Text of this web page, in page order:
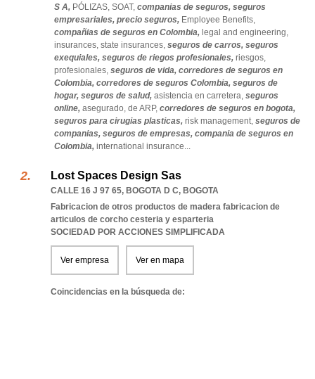
S A, PÓLIZAS, SOAT, companias de seguros, seguros
empresariales, precio seguros, Employee Benefits,
compañias de seguros en Colombia, legal and engineering,
insurances, state insurances, seguros de carros, seguros
exequiales, seguros de riegos profesionales, riesgos,
profesionales, seguros de vida, corredores de seguros en
Colombia, corredores de seguros Colombia, seguros de
hogar, seguros de salud, asistencia en carretera, seguros
online, asegurado, de ARP, corredores de seguros en bogota,
seguros para cirugias plasticas, risk management, seguros de
companias, seguros de empresas, compania de seguros en
Colombia, international insurance...
Lost Spaces Design Sas
CALLE 16 J 97 65, BOGOTA D C, BOGOTA
Fabricacion de otros productos de madera fabricacion de
articulos de corcho cesteria y esparteria
SOCIEDAD POR ACCIONES SIMPLIFICADA
Ver empresa Ver en mapa
Coincidencias en la búsqueda de: